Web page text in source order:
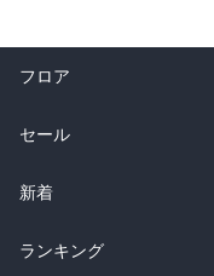
フロア
総合
ラノベ
雑誌・グラビア
セール
総合
ラノベ
新着
総合
ランキング